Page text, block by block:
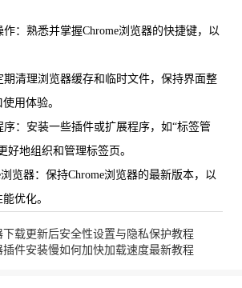
：熟悉并掌握Chrome浏览器的快捷键，以
期清理浏览器缓存和临时文件，保持界面整
用体验。
：安装一些插件或扩展程序，如“标签管
好地组织和管理标签页。
览器：保持Chrome浏览器的最新版本，以
优化。
下载更新后安全性设置与隐私保护教程
插件安装慢如何加快加载速度最新教程